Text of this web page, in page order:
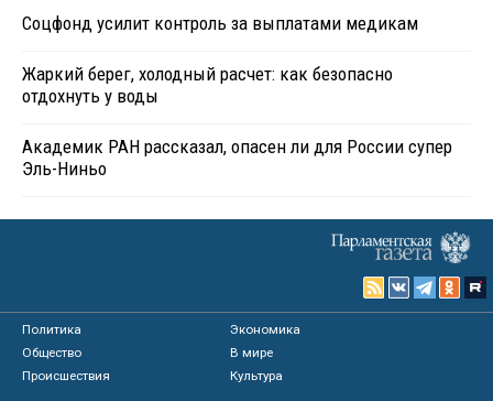
Соцфонд усилит контроль за выплатами медикам
Жаркий берег, холодный расчет: как безопасно
отдохнуть у воды
Академик РАН рассказал, опасен ли для России супер
Эль-Ниньо
Политика
Экономика
Общество
В мире
Происшествия
Культура